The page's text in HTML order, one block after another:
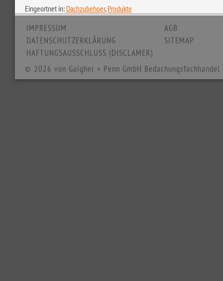
Eingeortnet in: Dachzubehoer,Produkte
IMPRESSUM
DATENSCHUTZERKLÄRUNG
HAFTUNGSAUSSCHLUSS (DISCLAMER)
AGB
SITEMAP
© 2026 von Gaigher + Penn GmbH Bedachungsfachhandel